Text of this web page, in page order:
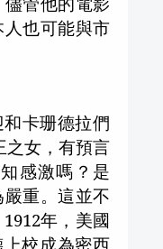
也可能與市
卡珊德拉們
之女，有預言
感激嗎？是
重。這並不
1912年，美國
上校成為密西